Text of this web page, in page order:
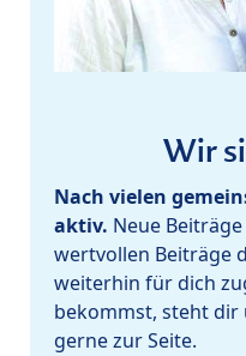
Wir
Nach vielen
aktiv. Neue
wertvollen Beiträge
weiterhin für dich
bekommst, steht dir
gerne zur Seite.